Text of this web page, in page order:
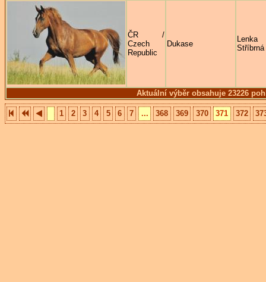
Aktuální výběr obsahuje 23226
ČR /
Czech
Republic
Dukase
Lenka
Stříbrná
1 2 3 4 5 6 7 ... 368 369 370 371 372